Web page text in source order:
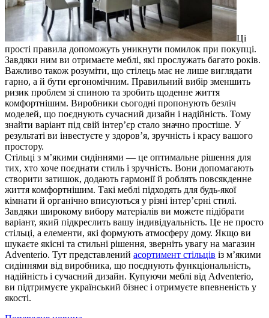
Ці
прості правила допоможуть уникнути помилок при покупці.
Завдяки ним ви отримаєте меблі, які прослужать багато років.
Важливо також розуміти, що стілець має не лише виглядати
гарно, а й бути ергономічним. Правильний вибір зменшить
ризик проблем зі спиною та зробить щоденне життя
комфортнішим. Виробники сьогодні пропонують безліч
моделей, що поєднують сучасний дизайн і надійність. Тому
знайти варіант під свій інтер’єр стало значно простіше. У
результаті ви інвестуєте у здоров’я, зручність і красу вашого
простору.
Стільці з м’якими сидіннями — це оптимальне рішення для
тих, хто хоче поєднати стиль і зручність. Вони допомагають
створити затишок, додають гармонії й роблять повсякденне
життя комфортнішим. Такі меблі підходять для будь-якої
кімнати й органічно вписуються у різні інтер’єрні стилі.
Завдяки широкому вибору матеріалів ви можете підібрати
варіант, який підкреслить вашу індивідуальність. Це не просто
стільці, а елементи, які формують атмосферу дому. Якщо ви
шукаєте якісні та стильні рішення, зверніть увагу на магазин
Adventerio. Тут представлений асортимент стільців із м’якими
сидіннями від виробника, що поєднують функціональність,
надійність і сучасний дизайн. Купуючи меблі від Adventerio,
ви підтримуєте український бізнес і отримуєте впевненість у
якості.